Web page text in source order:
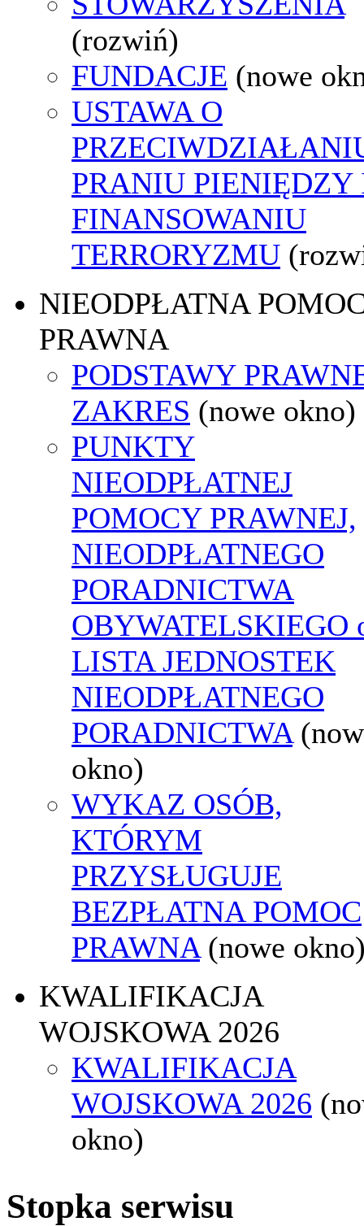
(rozwiń)
FUNDACJE (nowe
USTAWA O
PRANIU PIENIĘDZY
FINANSOWANIU
TERRORYZMU
NIEODPŁATNA
PRAWNA
PODSTAWY
ZAKRES (nowe okno)
PUNKTY
NIEODPŁATNEJ
POMOCY PRAWNEJ,
NIEODPŁATNEGO
PORADNICTWA
OBYWATELSKIEGO
LISTA JEDNOSTEK
NIEODPŁATNEGO
PORADNICTWA
okno)
WYKAZ OSÓB,
KTÓRYM
PRZYSŁUGUJE
BEZPŁATNA POMOC
PRAWNA (nowe
KWALIFIKACJA
WOJSKOWA 2026
KWALIFIKACJA
WOJSKOWA 2026
okno)
Stopka serwisu